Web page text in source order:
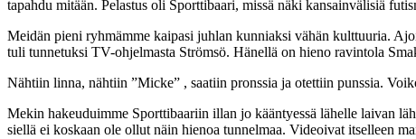
tapahdu mitään. Pelastus oli Sporttibaari, missä näki kansainvälisiä
Meidän pieni ryhmämme kaipasi juhlan kunniaksi vähän kulttuuria.
tuli tunnetuksi TV-ohjelmasta Strömsö. Hänellä on hieno ravintola
Nähtiin linna, nähtiin ”Micke” , saatiin pronssia ja otettiin punssia.
Mekin hakeuduimme Sporttibaariin illan jo kääntyessä lähelle laivan
siellä ei koskaan ole ollut näin hienoa tunnelmaa. Videoivat itselleen